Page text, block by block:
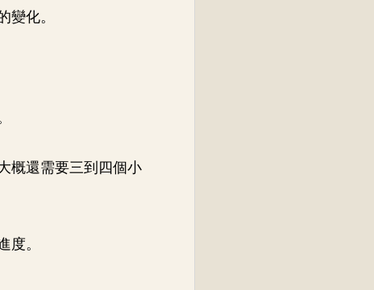
化。
概還需要三到四個小
。